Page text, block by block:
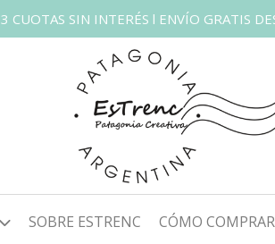
3 CUOTAS SIN INTERÉS l ENVÍO GRATIS
SOBRE ESTRENC CÓMO COMPRAR